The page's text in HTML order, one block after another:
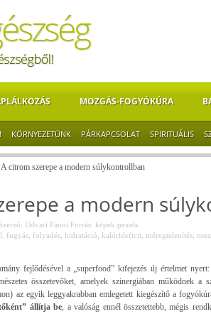
MOZGÁS-FOGYÓKÚRA
KÖRNYEZETÜNK PÁRKAPCSOLAT SPIRITUÁLIS
A citrom szerepe a modern súlykontrollban
a modern
Szerző: Udvari Fanni Forrás: képek:pexels
fogyás folyadés hidratáció kalórideficit méregtelenítés
fejlődésével a „superfood” kifejezés új értelmet
összetevőket, amelyek szinergiában működnek a
az egyik leggyakrabban emlegetett kiegészítő a
állítja be , a valóság ennél összetettebb, mégis